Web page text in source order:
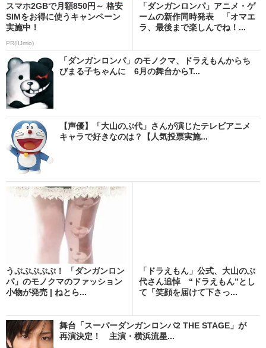
スマホ2GBで月額850円～ 格安
SIMをお得に使うキャンペーン
実施中！
PR(IIJmio)
「ダンガンロンパ」アニメ・ゲ
ームの新作同時発表 「オマエ
ラ、最後まで楽しんでね！...
「ダンガンロンパ」のモノクマ、ドラえもんからち
びまる子ちゃんに 6月の舞台からT...
【声優】「大山のぶ代」さんが演じたテレビアニメ
キャラで好きなのは？【人気投票実施...
うぷぷぷぷぷ！ 「ダンガンロン
パ」のモノクマのファッション
小物が発売 | ねとら...
「ドラえもん」公式、大山のぶ
代さん追悼 “ドラえもん”とし
て「笑顔を届けて下さっ...
舞台「スーパーダンガンロンパ2 THE STAGE」が
再演決定！ 主演・横浜流星...